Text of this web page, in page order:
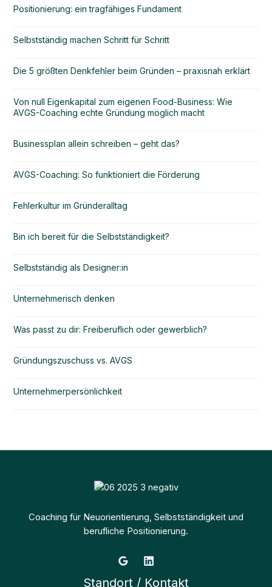
Positionierung: ein tragfähiges Fundament
Selbstständig machen Schritt für Schritt
Die 5 größten Denkfehler beim Gründen – praxisnah erklärt
Von null Eigenkapital zum eigenen Food-Business: Wie
AVGS-Coaching echte Gründung möglich macht
Businessplan allein schreiben – geht das?
AVGS-Coaching: So funktioniert die Förderung
Fehlerkultur im Gründeralltag
Bin ich bereit für die Selbstständigkeit?
Selbstständig als Designer:in
Unternehmerisch denken
Was passt zu dir: Freiberuflich oder gewerblich?
Gründungszuschuss vs. AVGS
Unternehmerpersönlichkeit
Coaching für Neuorientierung, Selbstständigkeit und
berufliche Positionierung.
Standort / Kontakt